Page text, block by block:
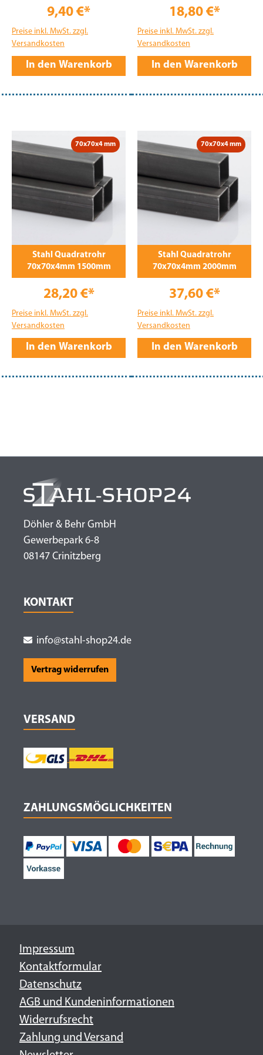
9,40 €*
Preise inkl. MwSt. zzgl.
Versandkosten
In den Warenkorb
18,80 €*
Preise inkl. MwSt. zzgl.
Versandkosten
In den Warenkorb
70x70x4 mm
Stahl Quadratrohr
70x70x4mm 1500mm
28,20 €*
Preise inkl. MwSt. zzgl.
Versandkosten
In den Warenkorb
70x70x4 mm
Stahl Quadratrohr
70x70x4mm 2000mm
37,60 €*
Preise inkl. MwSt. zzgl.
Versandkosten
In den Warenkorb
Döhler & Behr GmbH
Gewerbepark 6-8
08147 Crinitzberg
KONTAKT
info@stahl-shop24.de
Vertrag widerrufen
VERSAND
ZAHLUNGSMÖGLICHKEITEN
Impressum
Kontaktformular
Datenschutz
AGB und Kundeninformationen
Widerrufsrecht
Zahlung und Versand